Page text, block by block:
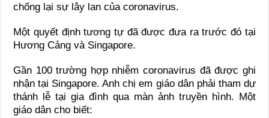
chống lại sự lây lan của coronavirus.
Một quyết định tương tự đã được đưa ra trước đó tại
Hương Cảng và Singapore.
Gần 100 trường hợp nhiễm coronavirus đã được ghi
nhận tại Singapore. Anh chị em giáo dân phải tham dự
thánh lễ tại gia đình qua màn ảnh truyền hình. Một
giáo dân cho biết: